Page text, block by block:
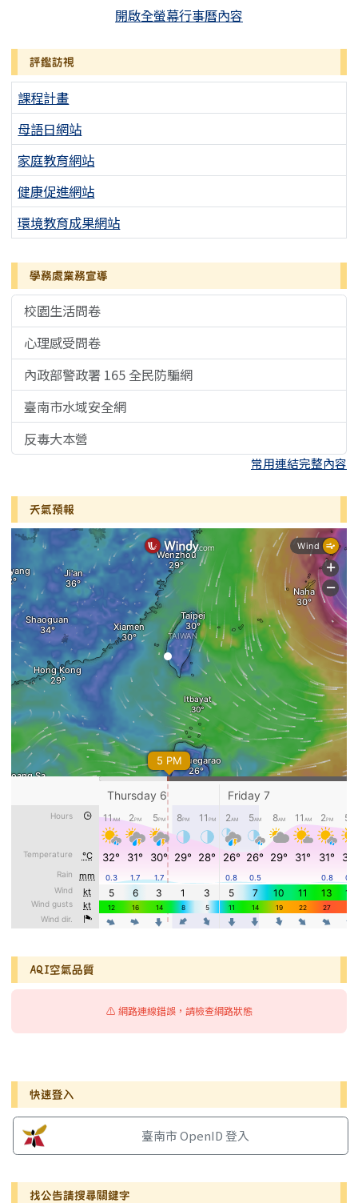
開啟全螢幕行事曆內容
評鑑訪視
課程計畫
母語日網站
家庭教育網站
健康促進網站
環境教育成果網站
學務處業務宣導
校園生活問卷
心理感受問卷
內政部警政署 165 全民防騙網
臺南市水域安全網
反毒大本營
常用連結完整內容
天氣預報
AQI空氣品質
⚠️ 網路連線錯誤，請檢查網路狀態
右邊區域內容
快速登入
臺南市 OpenID 登入
找公告請搜尋關鍵字